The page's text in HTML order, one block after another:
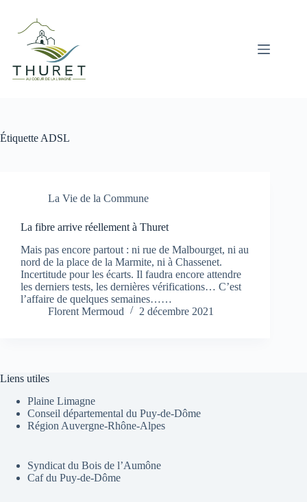
contenu
Étiquette ADSL
La Vie de la Commune
La fibre arrive réellement à Thuret
Mais pas encore partout : ni rue de Malbourget, ni au
nord de la place de la Marmite, ni à Chassenet.
Incertitude pour les écarts. Il faudra encore attendre
les derniers tests, les dernières vérifications… C’est
l’affaire de quelques semaines……
Florent Mermoud
2 décembre 2021
Liens utiles
Plaine Limagne
Conseil départemental du Puy-de-Dôme
Région Auvergne-Rhône-Alpes
Syndicat du Bois de l’Aumône
Caf du Puy-de-Dôme